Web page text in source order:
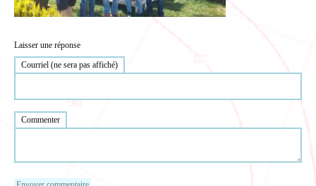
Laisser une réponse
Courriel (ne sera pas affiché)
Commenter